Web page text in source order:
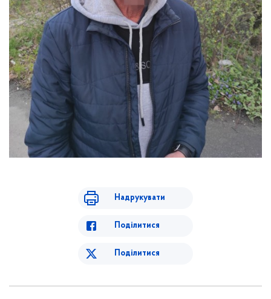
Надрукувати
Поділитися
Поділитися